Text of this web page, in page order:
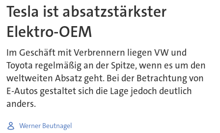
Tesla ist absatzstärkster
Elektro-OEM
Im Geschäft mit Verbrennern liegen VW und
Toyota regelmäßig an der Spitze, wenn es um den
weltweiten Absatz geht. Bei der Betrachtung von
E-Autos gestaltet sich die Lage jedoch deutlich
anders.
Werner Beutnagel